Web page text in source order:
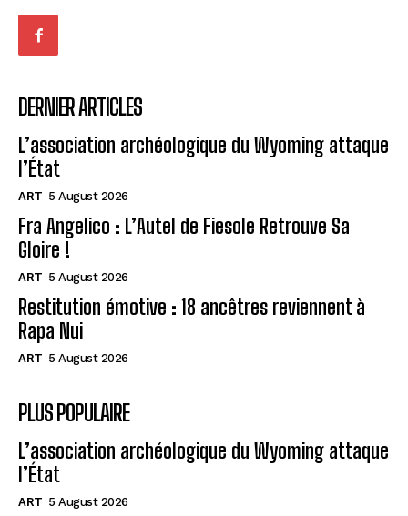
DERNIER ARTICLES
L’association archéologique du Wyoming attaque
l’État
ART 5 August 2026
Fra Angelico : L’Autel de Fiesole Retrouve Sa
Gloire !
ART 5 August 2026
Restitution émotive : 18 ancêtres reviennent à
Rapa Nui
ART 5 August 2026
PLUS POPULAIRE
L’association archéologique du Wyoming attaque
l’État
ART 5 August 2026